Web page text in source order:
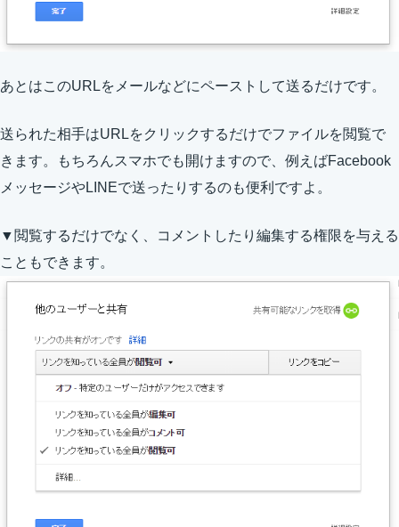
あとはこのURLをメールなどにペーストして送るだけです。
送られた相手はURLをクリックするだけでファイルを閲覧で
きます。もちろんスマホでも開けますので、例えばFacebook
メッセージやLINEで送ったりするのも便利ですよ。
▼閲覧するだけでなく、コメントしたり編集する権限を与える
こともできます。